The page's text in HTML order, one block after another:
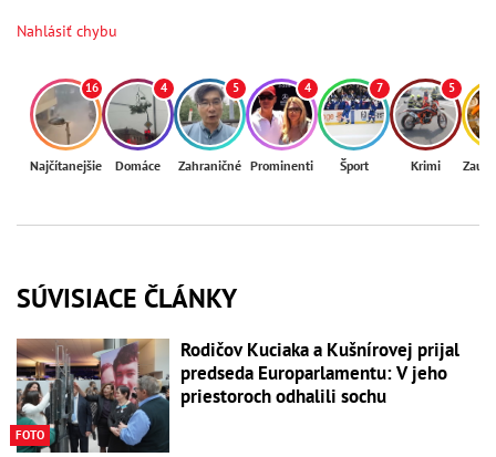
Nahlásiť chybu
16
Najčítanejšie
4
Domáce
5
Zahraničné
4
Prominenti
7
Šport
5
Krimi
SÚVISIACE ČLÁNKY
FOTO
Rodičov Kuciaka a Kušnírovej prijal
predseda Europarlamentu: V jeho
priestoroch odhalili sochu